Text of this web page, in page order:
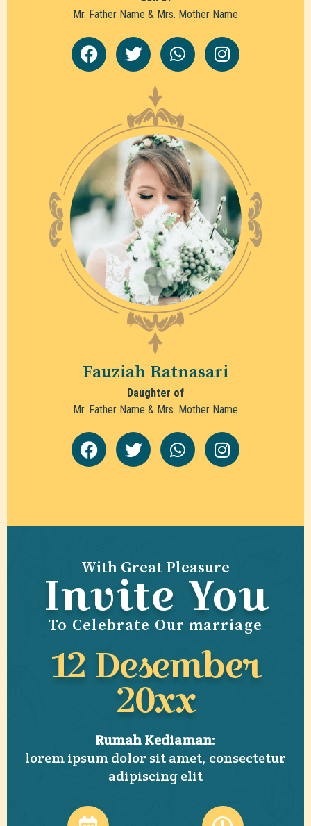
Mr. Father Name & Mrs. Mother Name
Fauziah Ratnasari
Daughter of
Mr. Father Name & Mrs. Mother Name
With Great Pleasure
Invite You
To Celebrate Our marriage
12 Desember
20xx
Rumah Kediaman:
lorem ipsum dolor sit amet, consectetur
adipiscing elit